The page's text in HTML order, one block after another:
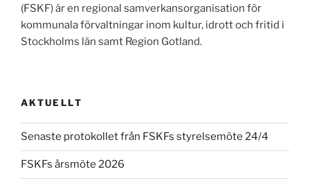
(FSKF) är en regional samverkansorganisation för
kommunala förvaltningar inom kultur, idrott och fritid i
Stockholms län samt Region Gotland.
AKTUELLT
Senaste protokollet från FSKFs styrelsemöte 24/4
FSKFs årsmöte 2026